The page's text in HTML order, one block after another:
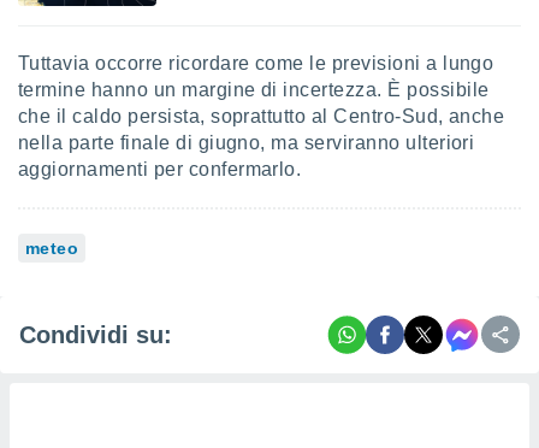
Tuttavia occorre ricordare come le previsioni a lungo
termine hanno un margine di incertezza. È possibile
che il caldo persista, soprattutto al Centro-Sud, anche
nella parte finale di giugno, ma serviranno ulteriori
aggiornamenti per confermarlo.
meteo
Condividi su: